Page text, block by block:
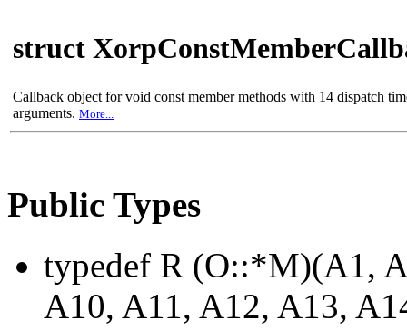
struct
Callback object for void const member methods with 14 dispatch
arguments. More...
Public Types
typedef R (O::*M)(A1,
A10, A11, A12, A13,